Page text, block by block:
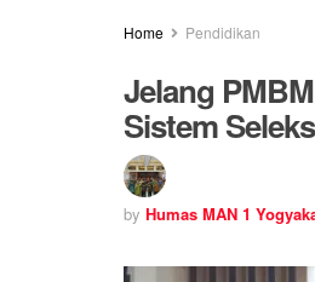
Home Pendidikan
Jelang
Sistem
by Humas MAN 1